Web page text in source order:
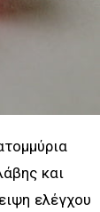
και
ελέγχου